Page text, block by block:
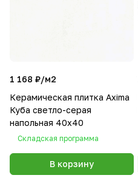
1 168 ₽/м2
Керамическая плитка Axima
Куба светло-серая
напольная 40x40
Складская программа
В корзину